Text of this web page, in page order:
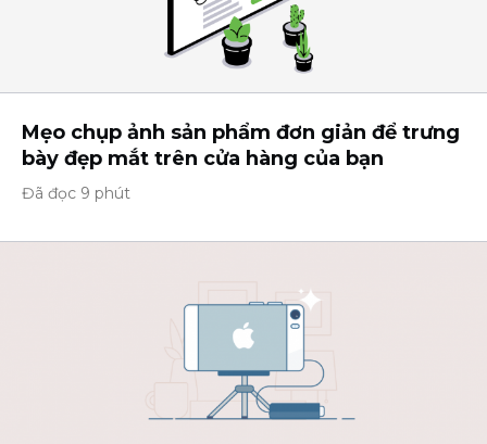
Mẹo chụp ảnh sản phẩm đơn giản để trưng
bày đẹp mắt trên cửa hàng của bạn
Đã đọc 9 phút